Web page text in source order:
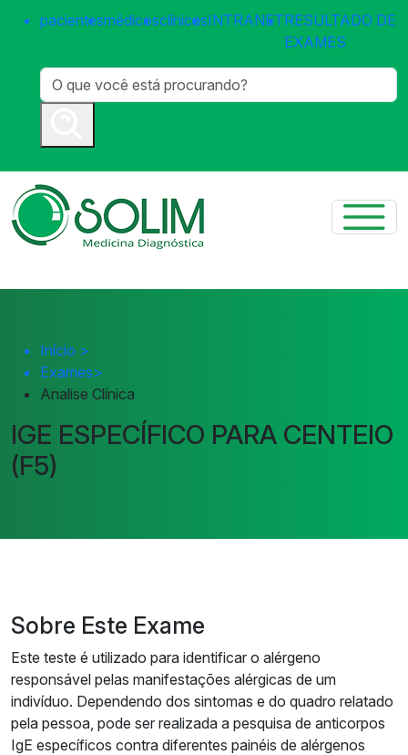
pacientesmédicosclínicasINTRANETRESULTADO DE
EXAMES
Início >
Exames>
Analise Clínica
IGE ESPECÍFICO PARA CENTEIO
(F5)
Sobre Este Exame
Este teste é utilizado para identificar o alérgeno
responsável pelas manifestações alérgicas de um
indivíduo. Dependendo dos sintomas e do quadro relatado
pela pessoa, pode ser realizada a pesquisa de anticorpos
IgE específicos contra diferentes painéis de alérgenos